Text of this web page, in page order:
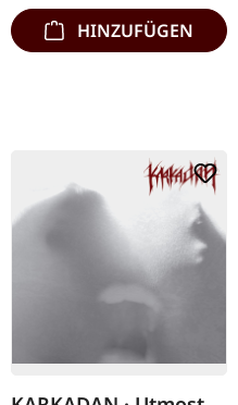
HINZUFÜGEN